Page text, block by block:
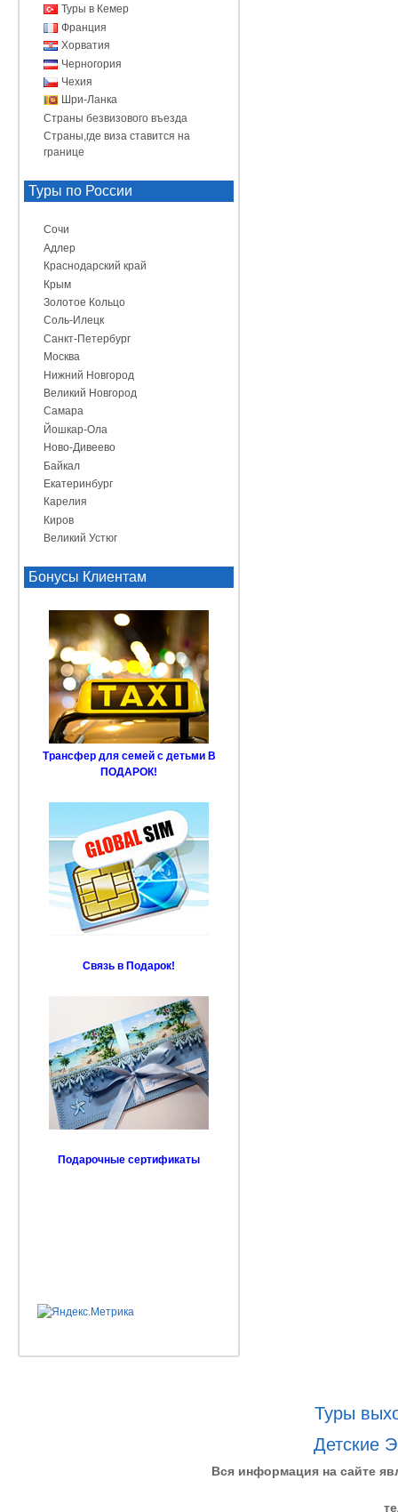
Туры в Кемер
Франция
Хорватия
Черногория
Чехия
Шри-Ланка
Страны безвизового въезда
Страны,где виза ставится на
границе
Туры по России
Сочи
Адлер
Краснодарский край
Крым
Золотое Кольцо
Соль-Илецк
Санкт-Петербург
Москва
Нижний Новгород
Великий Новгород
Самара
Йошкар-Ола
Ново-Дивеево
Байкал
Екатеринбург
Карелия
Киров
Великий Устюг
Бонусы Клиентам
Трансфер для семей с детьми В
ПОДАРОК!
Связь в Подарок!
Подарочные сертификаты
Туры
Детские
Вся информация на сайте